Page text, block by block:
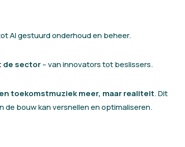
AI gestuurd onderhoud en beheer.
de sector– van innovators tot beslissers.
toekomstmuziek meer, maar realiteit. Dit
bouw kan versnellen en optimaliseren.